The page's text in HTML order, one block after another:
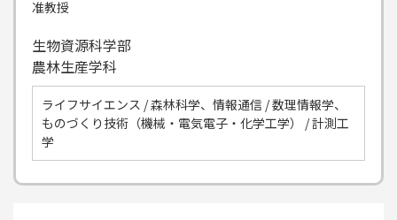
准教授
生物資源科学部
農林生産学科
ライフサイエンス / 森林科学、情報通信 / 数理情報学、
ものづくり技術（機械・電気電子・化学工学） / 計測工
学